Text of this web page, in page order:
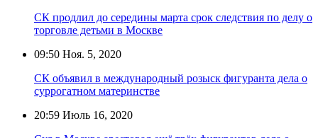
СК продлил до середины марта срок следствия по делу о
торговле детьми в Москве
09:50 Ноя. 5, 2020
СК объявил в международный розыск фигуранта дела о
суррогатном материнстве
20:59 Июль 16, 2020